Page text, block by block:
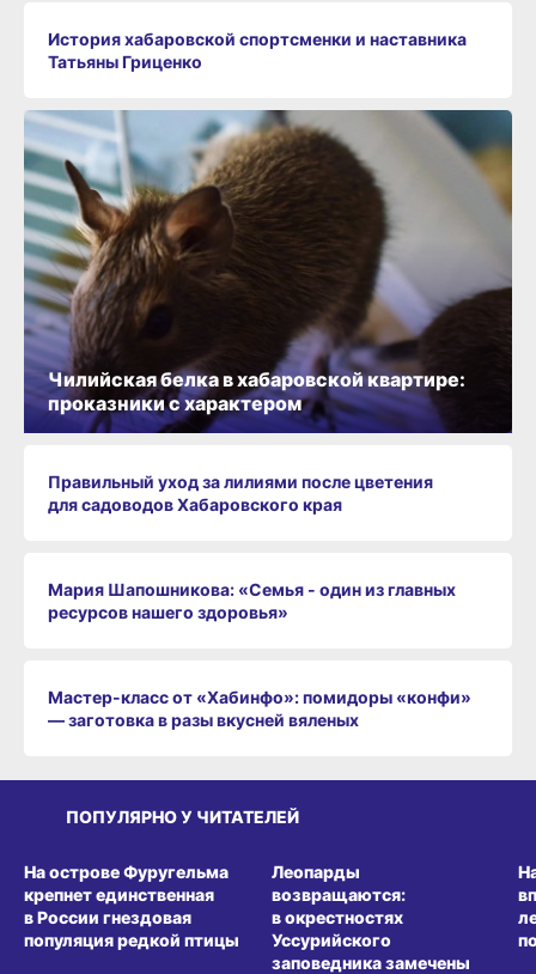
История хабаровской спортсменки и наставника
Татьяны Гриценко
Правильный уход за лилиями после цветения
для садоводов Хабаровского края
Мария Шапошникова: «Семья - один из главных
ресурсов нашего здоровья»
Мастер-класс от «Хабинфо»: помидоры «конфи»
— заготовка в разы вкусней вяленых
Чилийская белка в хабаровской квартире:
проказники с характером
ПОПУЛЯРНО У ЧИТАТЕЛЕЙ
На острове Фуругельма
крепнет единственная
в России гнездовая
популяция редкой птицы
Леопарды
возвращаются:
в окрестностях
Уссурийского
заповедника замечены